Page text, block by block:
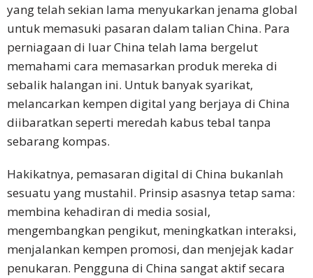
yang telah sekian lama menyukarkan jenama global
untuk memasuki pasaran dalam talian China. Para
perniagaan di luar China telah lama bergelut
memahami cara memasarkan produk mereka di
sebalik halangan ini. Untuk banyak syarikat,
melancarkan kempen digital yang berjaya di China
diibaratkan seperti meredah kabus tebal tanpa
sebarang kompas.
Hakikatnya, pemasaran digital di China bukanlah
sesuatu yang mustahil. Prinsip asasnya tetap sama:
membina kehadiran di media sosial,
mengembangkan pengikut, meningkatkan interaksi,
menjalankan kempen promosi, dan menjejak kadar
penukaran. Pengguna di China sangat aktif secara
Bahasa
Cina
Ringkas
Jepun
Bahasa
Cina
Bahasa
Korea
Bahasa